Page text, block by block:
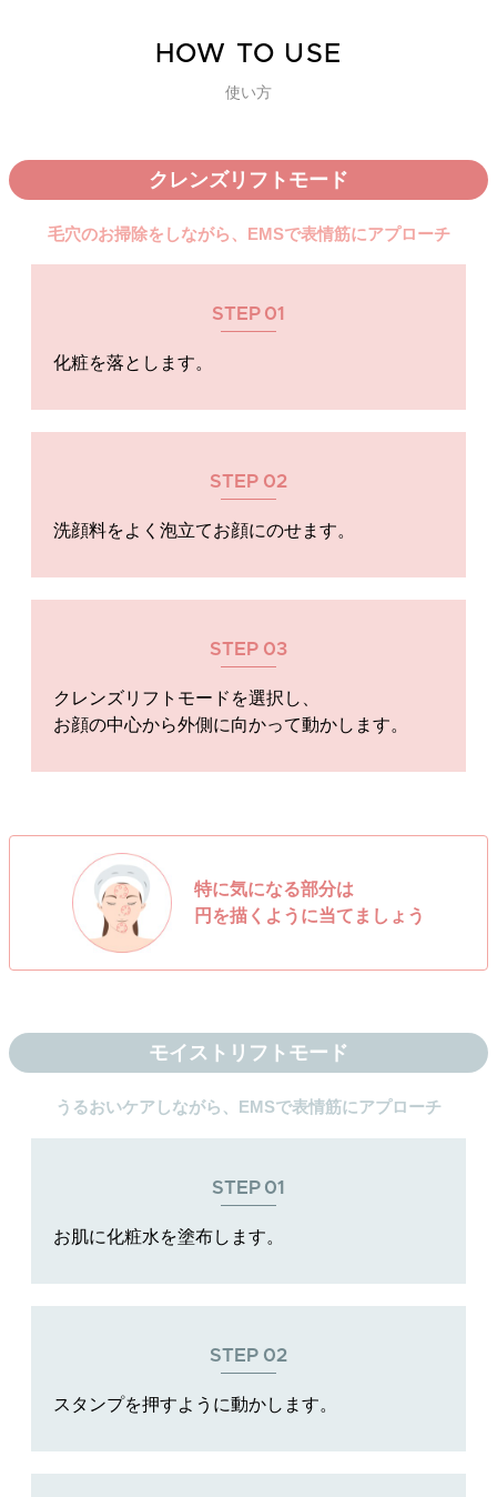
HOW TO USE
使い方
クレンズリフトモード
毛穴のお掃除をしながら、EMSで表情筋にアプローチ
STEP 01
化粧を落とします。
STEP 02
洗顔料をよく泡立てお顔にのせます。
STEP 03
クレンズリフトモードを選択し、
お顔の中心から外側に向かって動かします。
特に気になる部分は
円を描くように当てましょう
モイストリフトモード
うるおいケアしながら、EMSで表情筋にアプローチ
STEP 01
お肌に化粧水を塗布します。
STEP 02
スタンプを押すように動かします。